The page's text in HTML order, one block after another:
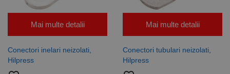
Mai multe detalii
Conectori inelari neizolati,
Hilpress
Mai multe detalii
Conectori tubulari neizolati,
Hilpress